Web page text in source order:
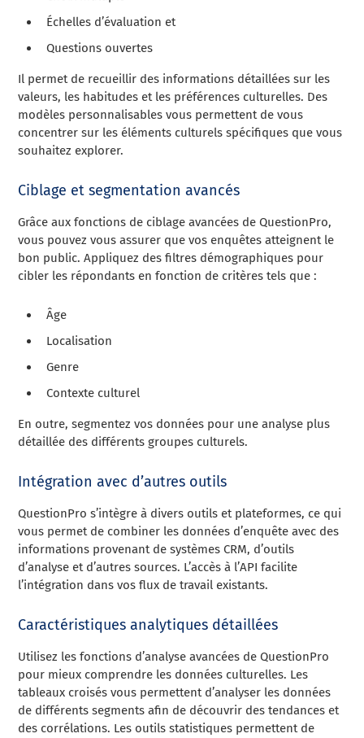
Échelles d’évaluation et
Questions ouvertes
Il permet de recueillir des informations détaillées sur les
valeurs, les habitudes et les préférences culturelles. Des
modèles personnalisables vous permettent de vous
concentrer sur les éléments culturels spécifiques que vous
souhaitez explorer.
Ciblage et segmentation avancés
Grâce aux fonctions de ciblage avancées de QuestionPro,
vous pouvez vous assurer que vos enquêtes atteignent le
bon public. Appliquez des filtres démographiques pour
cibler les répondants en fonction de critères tels que :
Âge
Localisation
Genre
Contexte culturel
En outre, segmentez vos données pour une analyse plus
détaillée des différents groupes culturels.
Intégration avec d’autres outils
QuestionPro s’intègre à divers outils et plateformes, ce qui
vous permet de combiner les données d’enquête avec des
informations provenant de systèmes CRM, d’outils
d’analyse et d’autres sources. L’accès à l’API facilite
l’intégration dans vos flux de travail existants.
Caractéristiques analytiques détaillées
Utilisez les fonctions d’analyse avancées de QuestionPro
pour mieux comprendre les données culturelles. Les
tableaux croisés vous permettent d’analyser les données
de différents segments afin de découvrir des tendances et
des corrélations. Les outils statistiques permettent de